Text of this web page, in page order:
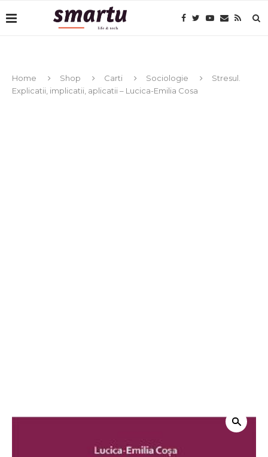
Home Shop Carti Sociologie
Stresul.
Explicatii, implicatii, aplicatii – Lucica-Emilia Cosa